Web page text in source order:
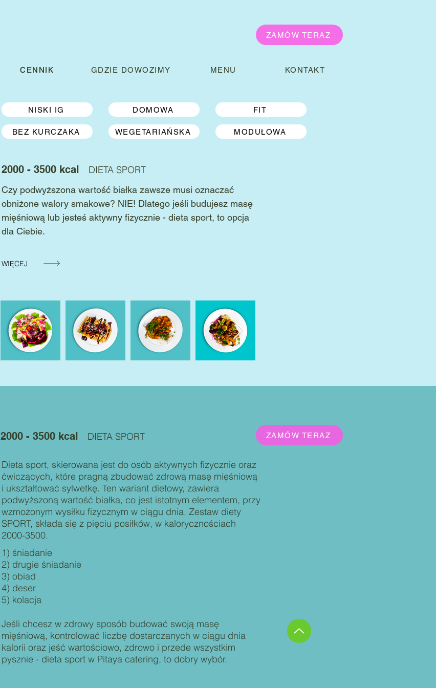
ZAMÓW TERAZ
CENNIK
CENNIK GDZIE DOWOZIMY MENU KONTAKT
NISKI IG
BEZ KURCZAKA
DOMOWA
WEGETARIAŃSKA
FIT
MODUŁOWA
2000 - 3500 kcal DIETA SPORT
Czy podwyższona wartość białka zawsze musi oznaczać
obniżone walory smakowe? NIE! Dlatego jeśli budujesz masę
mięśniową lub jesteś aktywny fizycznie - dieta sport, to opcja
dla Ciebie.
WIĘCEJ
2000 - 3500 kcal DIETA SPORT ZAMÓW TERAZ
Dieta sport, skierowana jest do osób aktywnych fizycznie oraz
ćwiczących, które pragną zbudować zdrową masę mięśniową
i ukształtować sylwetkę. Ten wariant dietowy, zawiera
podwyższoną wartość białka, co jest istotnym elementem, przy
wzmożonym wysiłku fizycznym w ciągu dnia. Zestaw diety
SPORT, składa się z pięciu posiłków, w kalorycznościach
2000-3500.
1) śniadanie
2) drugie śniadanie
3) obiad
4) deser
5) kolacja
Jeśli chcesz w zdrowy sposób budować swoją masę
mięśniową, kontrolować liczbę dostarczanych w ciągu dnia
kalorii oraz jeść wartościowo, zdrowo i przede wszystkim
pysznie - dieta sport w Pitaya catering, to dobry wybór.